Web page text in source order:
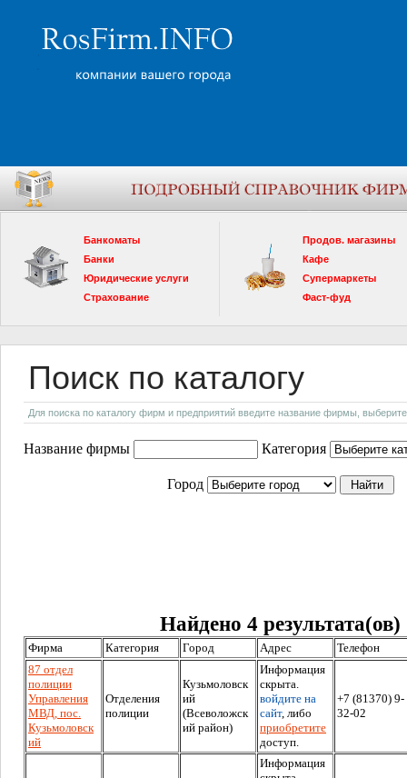
Банкоматы
Банки
Юридические услуги
Страхование
Продов. магазины
Кафе
Супермаркеты
Фаст-фуд
Поиск по каталогу
Для поиска по каталогу фирм и предприятий введите название фирмы, выберите
Название фирмы Категория
Город
Найдено 4 результата(ов)
Фирма Категория Город Адрес
Телефон
87 отдел
полиции
Управления
МВД, пос.
Кузьмоловск
ий
Отделения
полиции
Кузьмоловск
ий
(Всеволожск
ий район)
Информация
скрыта.
войдите на
сайт, либо
приобретите
доступ.
+7 (81370) 9-
32-02
Информация